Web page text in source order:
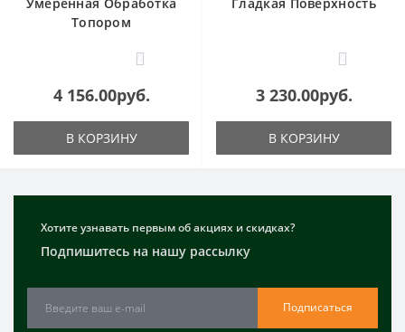
Топором
0
4 156.00руб.
В КОРЗИНУ
0
3 230.00руб.
В КОРЗИНУ
Хотите узнавать первым об акциях и скидках?
Подпишитесь на нашу рассылку
Подписаться